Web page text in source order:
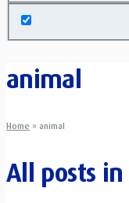
animal
Home » animal
All posts in